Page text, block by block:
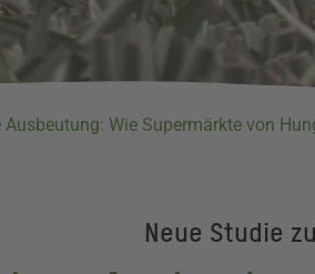
Ausbeutung: Wie Supermärkte von
Neue Studie